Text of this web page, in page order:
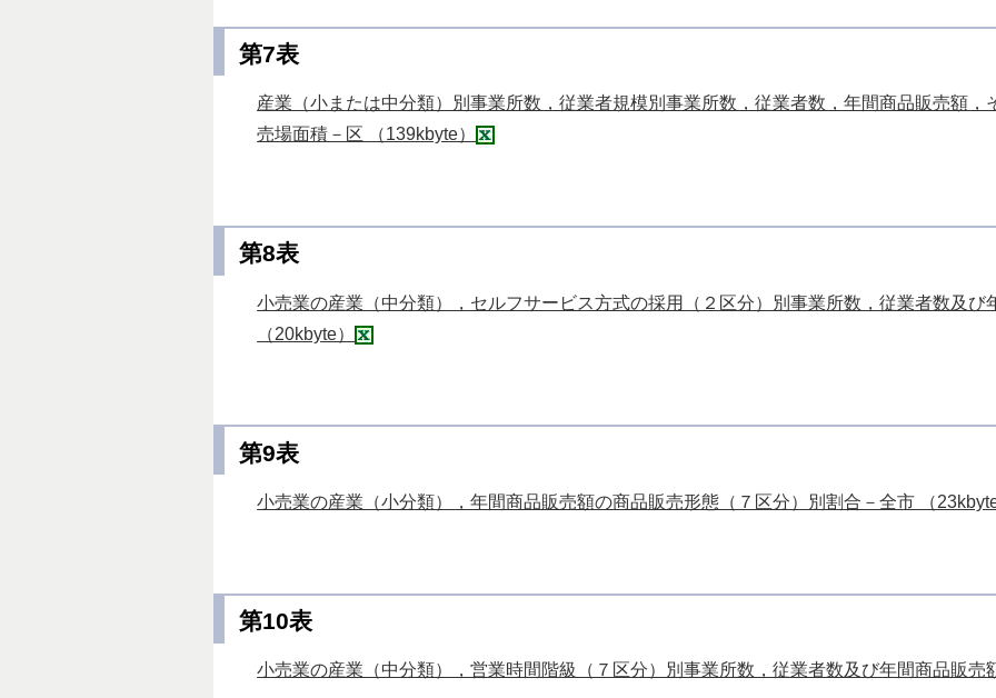
第7表
産業（小または中分類）別事業所数，従業者規模別事業所数，従業者数，年間商品販売額，
売場面積－区 （139kbyte）
第8表
小売業の産業（中分類），セルフサービス方式の採用（２区分）別事業所数，従業者数及び
（20kbyte）
第9表
小売業の産業（小分類），年間商品販売額の商品販売形態（７区分）別割合－全市 （
第10表
小売業の産業（中分類），営業時間階級（７区分）別事業所数，従業者数及び年間商品販売